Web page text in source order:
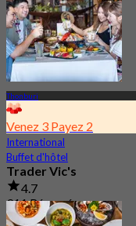
Thonburi
Venez 3 Payez 2
International
Buffet d'hôtel
Trader Vic's
4.7
911 Réservé
De฿ 895